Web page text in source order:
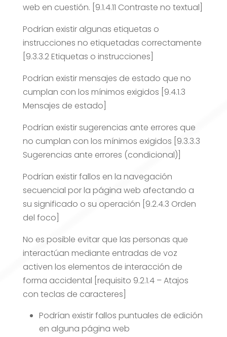
web en cuestión. [9.1.4.11 Contraste no textual]
Podrían existir algunas etiquetas o
instrucciones no etiquetadas correctamente
[9.3.3.2 Etiquetas o instrucciones]
Podrían existir mensajes de estado que no
cumplan con los mínimos exigidos [9.4.1.3
Mensajes de estado]
Podrían existir sugerencias ante errores que
no cumplan con los mínimos exigidos [9.3.3.3
Sugerencias ante errores (condicional)]
Podrían existir fallos en la navegación
secuencial por la página web afectando a
su significado o su operación [9.2.4.3 Orden
del foco]
No es posible evitar que las personas que
interactúan mediante entradas de voz
activen los elementos de interacción de
forma accidental [requisito 9.2.1.4 – Atajos
con teclas de caracteres]
Podrían existir fallos puntuales de edición
en alguna página web